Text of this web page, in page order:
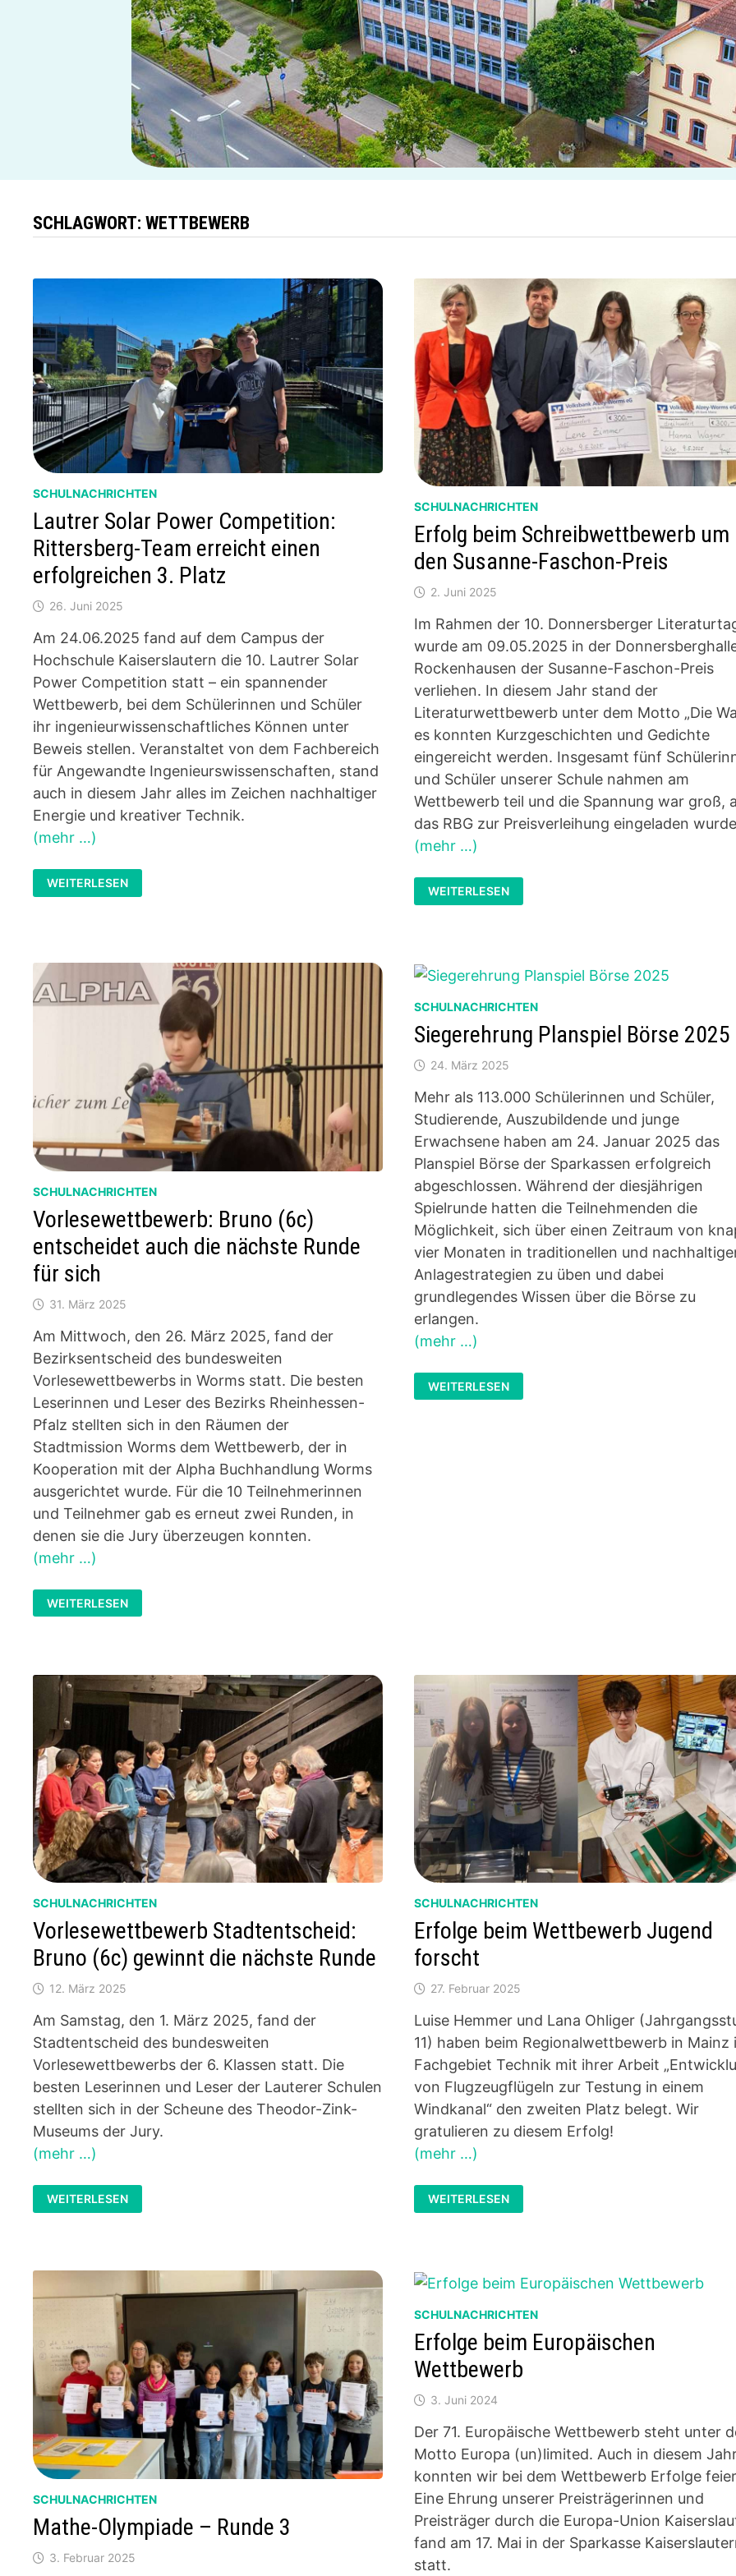
SCHLAGWORT:WETTBEWERB
SCHULNACHRICHTEN
Lautrer Solar Power Competition:
Rittersberg-Team erreicht einen
erfolgreichen 3. Platz
26. Juni 2025
Am 24.06.2025 fand auf dem Campus der
Hochschule Kaiserslautern die 10. Lautrer Solar
Power Competition statt – ein spannender
Wettbewerb, bei dem Schülerinnen und Schüler
ihr ingenieurwissenschaftliches Können unter
Beweis stellen. Veranstaltet von dem Fachbereich
für Angewandte Ingenieurswissenschaften, stand
auch in diesem Jahr alles im Zeichen nachhaltiger
Energie und kreativer Technik.
(mehr …)
LAUTRER
SOLAR
POWER
ERFOLGREICHEN
PLATZ
WEITERLESEN
SCHULNACHRICHTEN
Erfolg beim Schreibwettbewerb um
den Susanne-Faschon-Preis
2. Juni 2025
Im Rahmen der 10. Donnersberger
wurde am 09.05.2025 in der
Rockenhausen der Susanne-Faschon-Preis
verliehen. In diesem Jahr stand der
Literaturwettbewerb unter dem Motto „Die
es konnten Kurzgeschichten und Gedichte
eingereicht werden. Insgesamt fünf
und Schüler unserer Schule nahmen am
Wettbewerb teil und die Spannung war groß,
das RBG zur Preisverleihung eingeladen
(mehr …)
ERFOLG
BEIM
SCHREIBWETTBEWERB
WEITERLESEN
SCHULNACHRICHTEN
Vorlesewettbewerb: Bruno (6c)
entscheidet auch die nächste Runde
für sich
31. März 2025
Am Mittwoch, den 26. März 2025, fand der
Bezirksentscheid des bundesweiten
Vorlesewettbewerbs in Worms statt. Die besten
Leserinnen und Leser des Bezirks Rheinhessen-
Pfalz stellten sich in den Räumen der
Stadtmission Worms dem Wettbewerb, der in
Kooperation mit der Alpha Buchhandlung Worms
ausgerichtet wurde. Für die 10 Teilnehmerinnen
und Teilnehmer gab es erneut zwei Runden, in
denen sie die Jury überzeugen konnten.
(mehr …)
VORLESEWETTBEWERB:
BRUNO
(6C)
RUNDE
FÜR
SICH
WEITERLESEN
SCHULNACHRICHTEN
Siegerehrung Planspiel Börse 2025
24. März 2025
Mehr als 113.000 Schülerinnen und Schüler,
Studierende, Auszubildende und junge
Erwachsene haben am 24. Januar 2025 das
Planspiel Börse der Sparkassen erfolgreich
abgeschlossen. Während der diesjährigen
Spielrunde hatten die Teilnehmenden die
Möglichkeit, sich über einen Zeitraum von
vier Monaten in traditionellen und
Anlagestrategien zu üben und dabei
grundlegendes Wissen über die Börse zu
erlangen.
(mehr …)
SIEGEREHRUNG
PLANSPIEL
BÖRSE
WEITERLESEN
SCHULNACHRICHTEN
Vorlesewettbewerb Stadtentscheid:
Bruno (6c) gewinnt die nächste Runde
12. März 2025
Am Samstag, den 1. März 2025, fand der
Stadtentscheid des bundesweiten
Vorlesewettbewerbs der 6. Klassen statt. Die
besten Leserinnen und Leser der Lauterer Schulen
stellten sich in der Scheune des Theodor-Zink-
Museums der Jury.
(mehr …)
VORLESEWETTBEWERB
STADTENTSCHEID:
BRUNO
RUNDE
WEITERLESEN
SCHULNACHRICHTEN
Erfolge beim Wettbewerb Jugend
forscht
27. Februar 2025
Luise Hemmer und Lana Ohliger
11) haben beim Regionalwettbewerb in Mainz
Fachgebiet Technik mit ihrer Arbeit
von Flugzeugflügeln zur Testung in einem
Windkanal“ den zweiten Platz belegt. Wir
gratulieren zu diesem Erfolg!
(mehr …)
ERFOLGE
BEIM
WETTBEWERB
WEITERLESEN
SCHULNACHRICHTEN
Mathe-Olympiade – Runde 3
3. Februar 2025
SCHULNACHRICHTEN
Erfolge beim Europäischen
Wettbewerb
3. Juni 2024
Der 71. Europäische Wettbewerb steht unter
Motto Europa (un)limited. Auch in diesem
konnten wir bei dem Wettbewerb Erfolge
Eine Ehrung unserer Preisträgerinnen und
Preisträger durch die Europa-Union
fand am 17. Mai in der Sparkasse
statt.